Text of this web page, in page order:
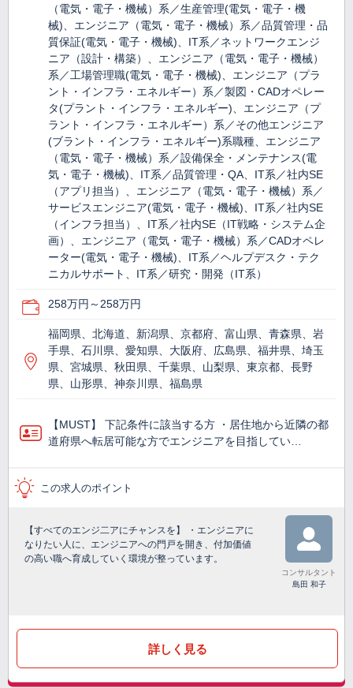
（電気・電子・機械）系／生産管理(電気・電子・機
械)、エンジニア（電気・電子・機械）系／品質管理・品
質保証(電気・電子・機械)、IT系／ネットワークエンジ
ニア（設計・構築）、エンジニア（電気・電子・機械）
系／工場管理職(電気・電子・機械)、エンジニア（プラ
ント・インフラ・エネルギー）系／製図・CADオペレー
タ(プラント・インフラ・エネルギー)、エンジニア（プ
ラント・インフラ・エネルギー）系／その他エンジニア
(ブラント・インフラ・エネルギー)系職種、エンジニア
（電気・電子・機械）系／設備保全・メンテナンス(電
気・電子・機械)、IT系／品質管理・QA、IT系／社内SE
（アプリ担当）、エンジニア（電気・電子・機械）系／
サービスエンジニア(電気・電子・機械)、IT系／社内SE
（インフラ担当）、IT系／社内SE（IT戦略・システム企
画）、エンジニア（電気・電子・機械）系／CADオペレ
ーター(電気・電子・機械)、IT系／ヘルプデスク・テク
ニカルサポート、IT系／研究・開発（IT系）
258万円～258万円
福岡県、北海道、新潟県、京都府、富山県、青森県、岩
手県、石川県、愛知県、大阪府、広島県、福井県、埼玉
県、宮城県、秋田県、千葉県、山梨県、東京都、長野
県、山形県、神奈川県、福島県
【MUST】 下記条件に該当する方 ・居住地から近隣の都
道府県へ転居可能な方でエンジニアを目指してい…
この求人のポイント
【すべてのエンジ二アにチャンスを】 ・エンジニアに
なりたい人に、エンジニアへの門戸を開き、付加価値
の高い職へ育成していく環境が整っています。
コンサルタント
島田 和子
詳しく見る